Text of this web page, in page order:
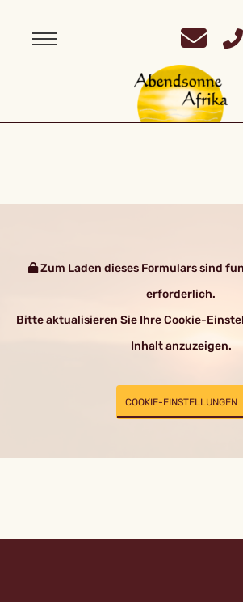
Zum Laden dieses Formulars sind
erforderlich.
Bitte aktualisieren Sie Ihre Cookie-
Inhalt anzuzeigen.
COOKIE-EINSTELLUNGEN